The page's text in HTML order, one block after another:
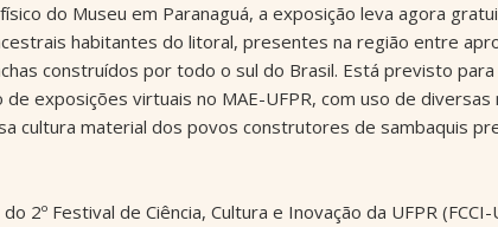
do Museu em Paranaguá, a exposição leva agora
habitantes do litoral, presentes na região entre
construídos por todo o sul do Brasil. Está previsto
exposições virtuais no MAE-UFPR, com uso de
cultura material dos povos construtores de sambaquis
2º Festival de Ciência, Cultura e Inovação da UFPR